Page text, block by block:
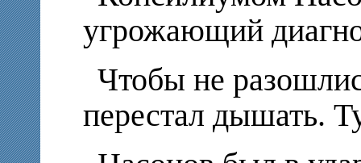
угрожающий
Чтобы не
перестал дышать.